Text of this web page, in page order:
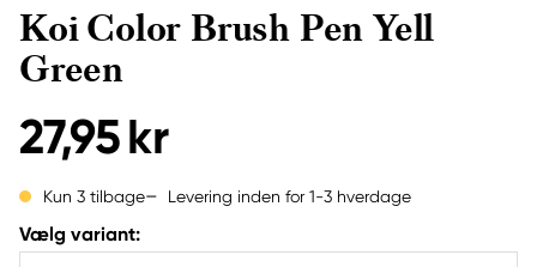
Koi Color Brush Pen Yell
Green
27,95 kr
Kun 3 tilbage Levering inden for 1-3 hverdage
Vælg variant: